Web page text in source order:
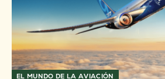
EL MUNDO DE LA AVIACIÓN